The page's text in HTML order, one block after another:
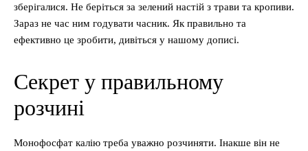
зберігалися. Не беріться за зелений настій з трави та кропиви.
Зараз не час ним годувати часник. Як правильно та
ефективно це зробити, дивіться у нашому дописі.
Секрет у правильному
розчині
Монофосфат калію треба уважно розчиняти. Інакше він не